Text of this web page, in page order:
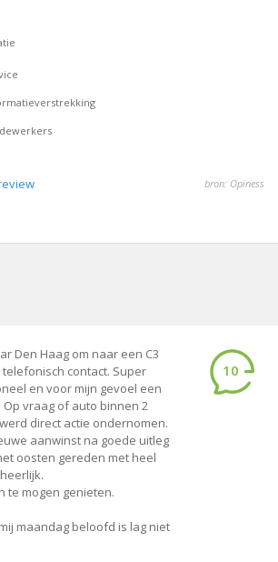
bron: Opiness
Den Haag om naar een C3
contact. Super
en voor mijn gevoel een
vraag of auto binnen 2
direct actie ondernomen.
aanwinst na goede uitleg
oosten gereden met heel
te mogen genieten.
maandag beloofd is lag niet
10